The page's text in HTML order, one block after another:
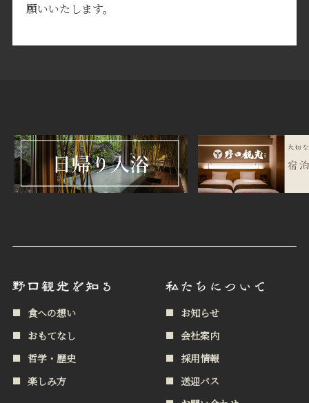
願いいたします。
食への想い
おもてなし
哲学・歴史
楽しみ方
お知らせ
会社案内
採用情報
送迎バス